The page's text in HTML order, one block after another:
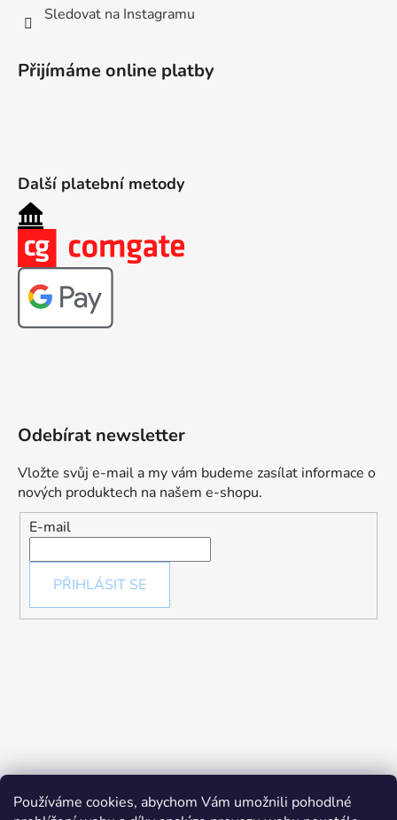
Používáme cookies, abychom Vám umožnili pohodlné
Sledovat na Instagramu
Přijímáme online platby
Další platební metody
Odebírat newsletter
Vložte svůj e-mail a my vám budeme zasílat informace o
nových produktech na našem e-shopu.
E-mail
PŘIHLÁSIT SE